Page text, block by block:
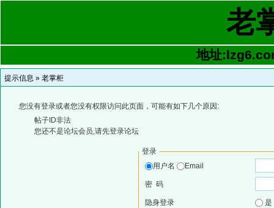
老
地址
提示信息 » 老掌柜
您没有登录或者您没有权限访问此页面，可能有如下几个原因:
帖子ID非法
您还不是论坛会员,请先登录论坛
登录
用户名
Email
密 码
隐身登录